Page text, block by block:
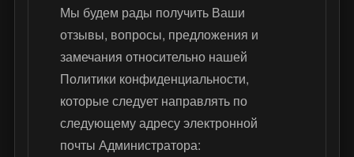
Мы будем рады получить Ваши
отзывы, вопросы, предложения и
замечания относительно нашей
Политики конфиденциальности,
которые следует направлять по
следующему адресу электронной
почты Администратора: